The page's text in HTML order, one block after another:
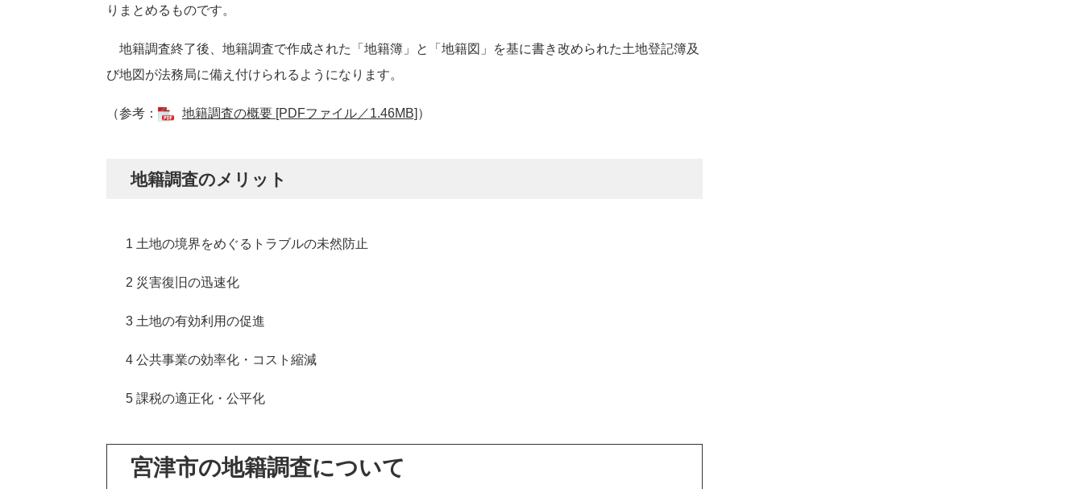
りまとめるものです。
地籍調査終了後、地籍調査で作成された「地籍簿」と「地籍図」を基に書き改められた土地登記簿及
び地図が法務局に備え付けられるようになります。
（参考： 地籍調査の概要 [PDFファイル／1.46MB] ）
地籍調査のメリット
1 土地の境界をめぐるトラブルの未然防止
2 災害復旧の迅速化
3 土地の有効利用の促進
4 公共事業の効率化・コスト縮減
5 課税の適正化・公平化
宮津市の地籍調査について